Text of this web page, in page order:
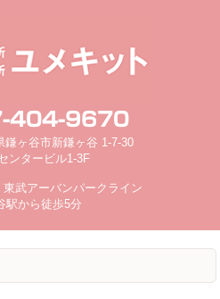
404-9670
鎌ヶ谷市新鎌ヶ谷 1-7-30
ンタービル1-3F
武アーバンパークライン
駅から徒歩5分